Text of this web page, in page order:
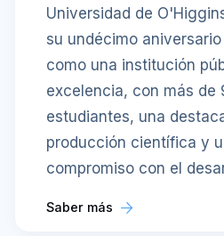
Universidad de
su undécimo
como una institución
excelencia, con más de
estudiantes, una
producción científica y
compromiso con el
Saber más